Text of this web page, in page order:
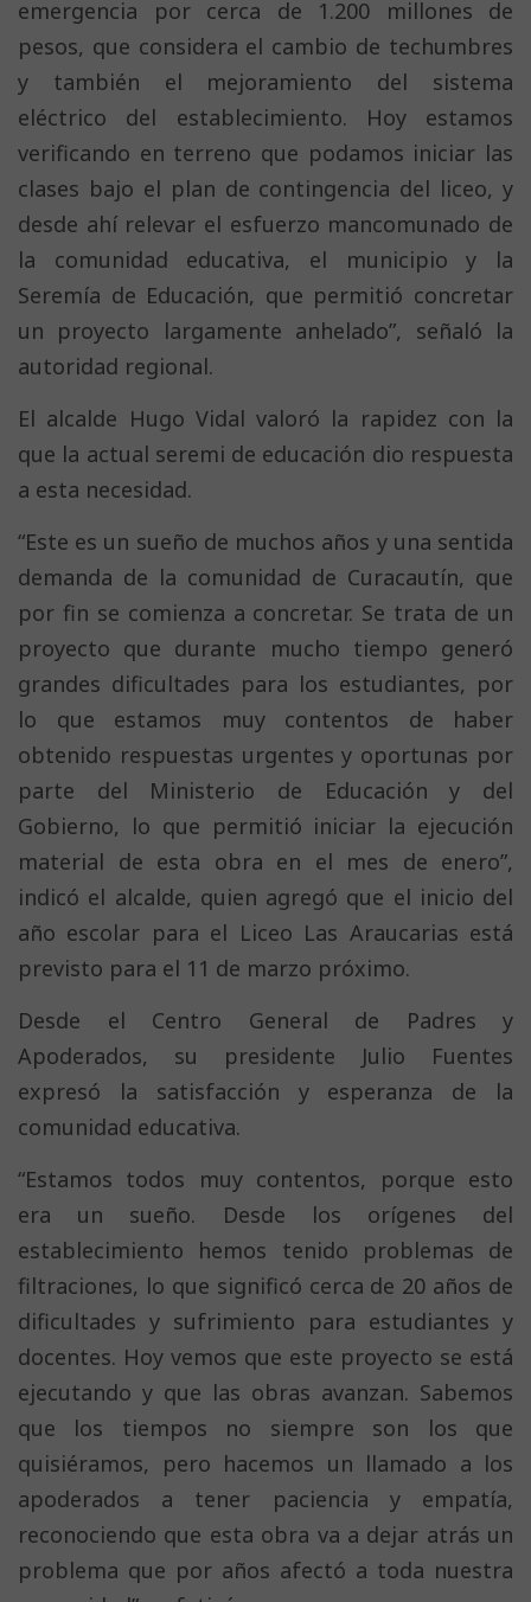
emergencia por cerca de 1.200 millones de
pesos, que considera el cambio de techumbres
y también el mejoramiento del sistema
eléctrico del establecimiento. Hoy estamos
verificando en terreno que podamos iniciar las
clases bajo el plan de contingencia del liceo, y
desde ahí relevar el esfuerzo mancomunado de
la comunidad educativa, el municipio y la
Seremía de Educación, que permitió concretar
un proyecto largamente anhelado”, señaló la
autoridad regional.
El alcalde Hugo Vidal valoró la rapidez con la
que la actual seremi de educación dio respuesta
a esta necesidad.
“Este es un sueño de muchos años y una sentida
demanda de la comunidad de Curacautín, que
por fin se comienza a concretar. Se trata de un
proyecto que durante mucho tiempo generó
grandes dificultades para los estudiantes, por
lo que estamos muy contentos de haber
obtenido respuestas urgentes y oportunas por
parte del Ministerio de Educación y del
Gobierno, lo que permitió iniciar la ejecución
material de esta obra en el mes de enero”,
indicó el alcalde, quien agregó que el inicio del
año escolar para el Liceo Las Araucarias está
previsto para el 11 de marzo próximo.
Desde el Centro General de Padres y
Apoderados, su presidente Julio Fuentes
expresó la satisfacción y esperanza de la
comunidad educativa.
“Estamos todos muy contentos, porque esto
era un sueño. Desde los orígenes del
establecimiento hemos tenido problemas de
filtraciones, lo que significó cerca de 20 años de
dificultades y sufrimiento para estudiantes y
docentes. Hoy vemos que este proyecto se está
ejecutando y que las obras avanzan. Sabemos
que los tiempos no siempre son los que
quisiéramos, pero hacemos un llamado a los
apoderados a tener paciencia y empatía,
reconociendo que esta obra va a dejar atrás un
problema que por años afectó a toda nuestra